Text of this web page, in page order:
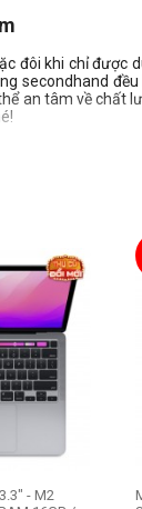
đôi khi chỉ được
secondhand
an tâm về chất
phụ kiện cũ
bạn nhé!
- M2